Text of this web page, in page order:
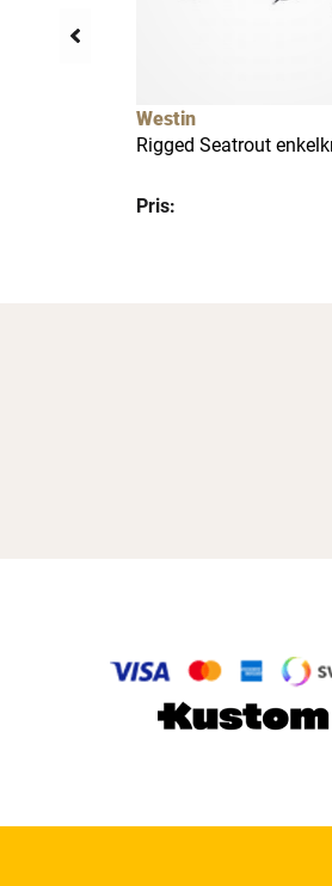
Westin
Rigged Seatrout
Pris: